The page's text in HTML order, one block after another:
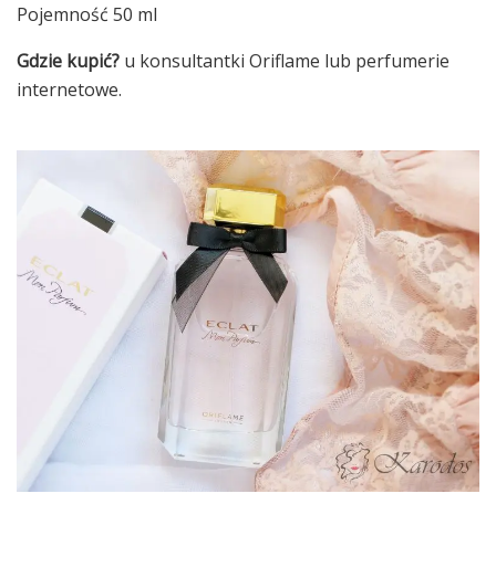
Pojemność 50 ml
Gdzie kupić? u konsultantki Oriflame lub perfumerie
internetowe.